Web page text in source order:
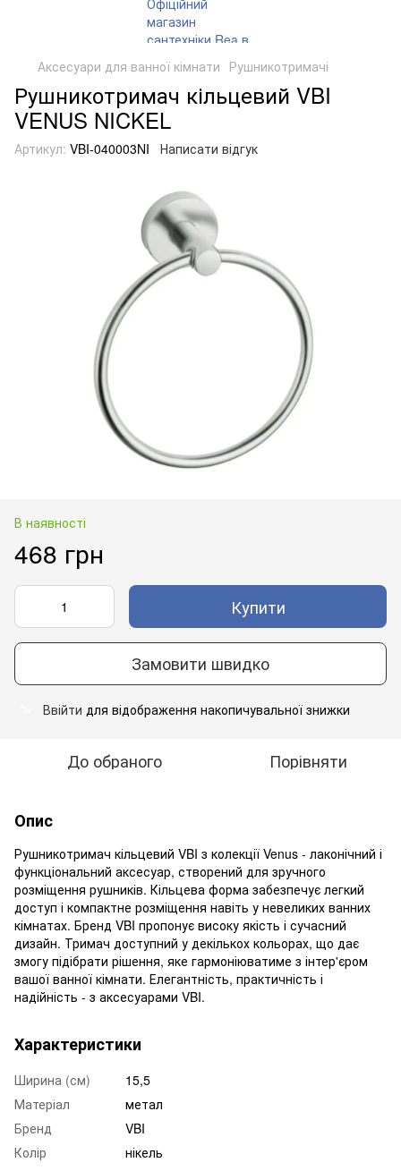
Аксесуари для ванної кімнати Рушникотримачі
Рушникотримач кільцевий VBI
VENUS NICKEL
Артикул: VBI-040003NI Написати відгук
В наявності
468 грн
Купити
Замовити швидко
Ввійти для відображення накопичувальної знижки
До обраного Порівняти
Опис
Рушникотримач кільцевий VBI з колекції Venus - лаконічний і
функціональний аксесуар, створений для зручного
розміщення рушників. Кільцева форма забезпечує легкий
доступ і компактне розміщення навіть у невеликих ванних
кімнатах. Бренд VBI пропонує високу якість і сучасний
дизайн. Тримач доступний у декількох кольорах, що дає
змогу підібрати рішення, яке гармоніюватиме з інтер'єром
вашої ванної кімнати. Елегантність, практичність і
надійність - з аксесуарами VBI.
Характеристики
Ширина (см)
15,5
Матеріал
метал
Бренд
VBI
Колір
нікель